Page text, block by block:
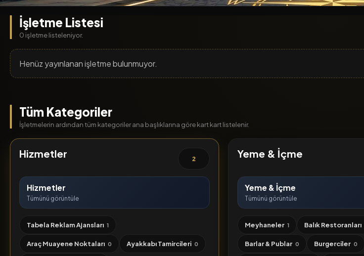
İşletme Listesi
0 işletme listeleniyor.
Henüz yayınlanan işletme bulunmuyor.
Tüm Kategoriler
İşletmelerin ardından tüm kategoriler ana başlıklarına göre kart kart listelenir.
Hizmetler 2
Hizmetler
Tümünü görüntüle
Tabela Reklam Ajansları 1
Araç Muayene Noktaları 0 Ayakkabı Tamircileri 0
Yeme & İçme
Yeme & İçme
Tümünü görüntüle
Meyhaneler 1 Balık Restoranları
Barlar & Publar 0 Burgerciler 0